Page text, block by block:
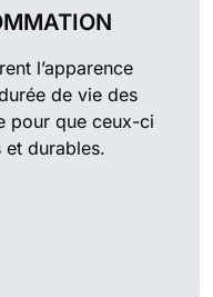
l’apparence
de vie des
pour que ceux-ci
et durables.